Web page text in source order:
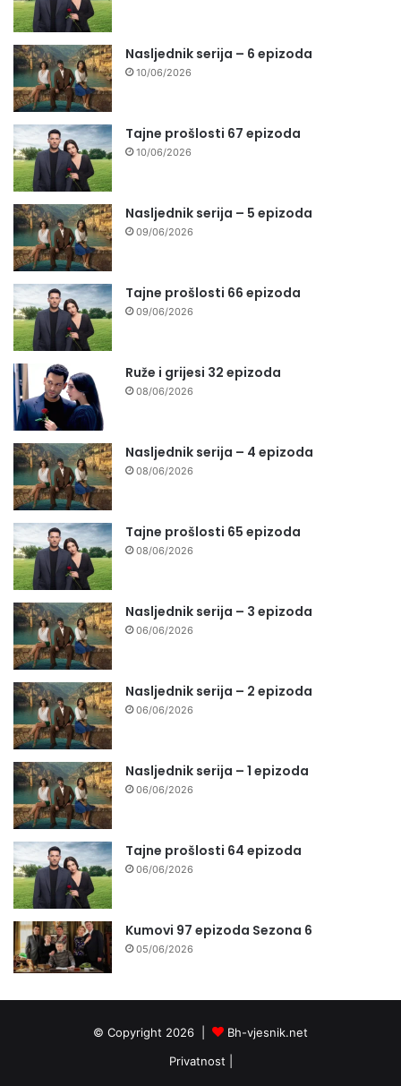
Nasljednik serija – 6 epizoda
10/06/2026
Tajne prošlosti 67 epizoda
10/06/2026
Nasljednik serija – 5 epizoda
09/06/2026
Tajne prošlosti 66 epizoda
09/06/2026
Ruže i grijesi 32 epizoda
08/06/2026
Nasljednik serija – 4 epizoda
08/06/2026
Tajne prošlosti 65 epizoda
08/06/2026
Nasljednik serija – 3 epizoda
06/06/2026
Nasljednik serija – 2 epizoda
06/06/2026
Nasljednik serija – 1 epizoda
06/06/2026
Tajne prošlosti 64 epizoda
06/06/2026
Kumovi 97 epizoda Sezona 6
05/06/2026
© Copyright 2026 |
Bh-vjesnik.net
Privatnost